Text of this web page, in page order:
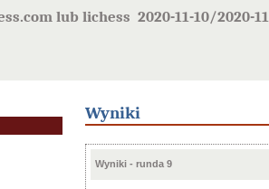
lub lichess 2020-11-10/2020-
Wyniki
Wyniki - runda 9